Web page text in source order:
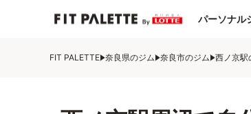
パーソナル
FIT PALETTE 奈良県のジム 奈良市のジム 西ノ京駅